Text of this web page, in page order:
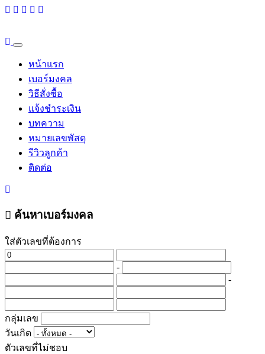
หน้าแรก
เบอร์มงคล
วิธีสั่งซื้อ
แจ้งชำระเงิน
บทความ
หมายเลขพัสดุ
รีวิวลูกค้า
ติดต่อ
ค้นหาเบอร์มงคล
ใส่ตัวเลขที่ต้องการ
-
-
กลุ่มเลข
วันเกิด
ตัวเลขที่ไม่ชอบ